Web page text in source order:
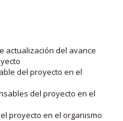
actualización del avance
del proyecto en el
del proyecto en el
proyecto en el organismo